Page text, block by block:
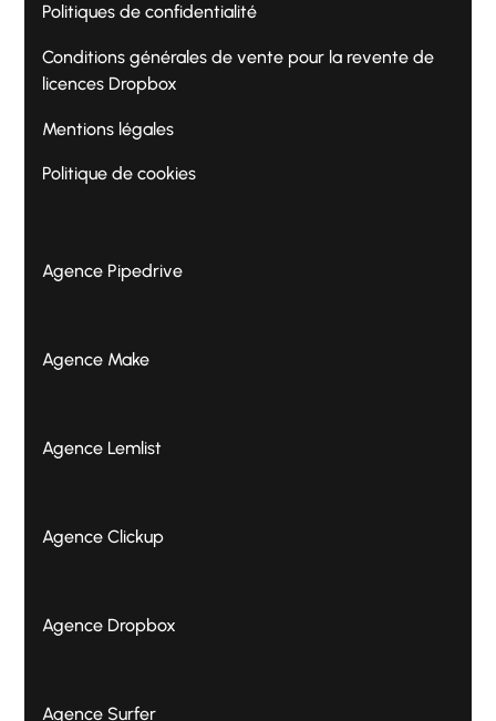
Politiques de confidentialité
Conditions générales de vente pour la revente de
licences Dropbox
Mentions légales
Politique de cookies
Agence Pipedrive
Agence Make
Agence Lemlist
Agence Clickup
Agence Dropbox
Agence Surfer